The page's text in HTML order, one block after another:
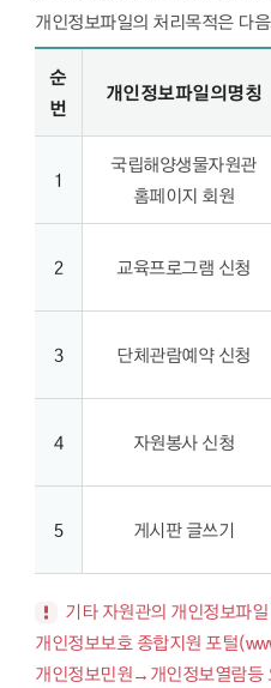
개인정보파일의 처리목적은 다
개인정보파일의 처리목적 - 순번, 개인정보파일의명칭, 운영근서/처리목적, 개인정보파일에 기록되는 개인정보의 항목, 보유기간 정보제공
순
번
개인정보파일의명칭
1
국립해양생물자원관
홈페이지 회원
2 교육프로그램 신청
3 단체관람예약 신청
4 자원봉사 신청
5 게시판 글쓰기
기타 자원관의 개인정보파
개인정보보호 종합지원 포털
개인정보민원→개인정보열람